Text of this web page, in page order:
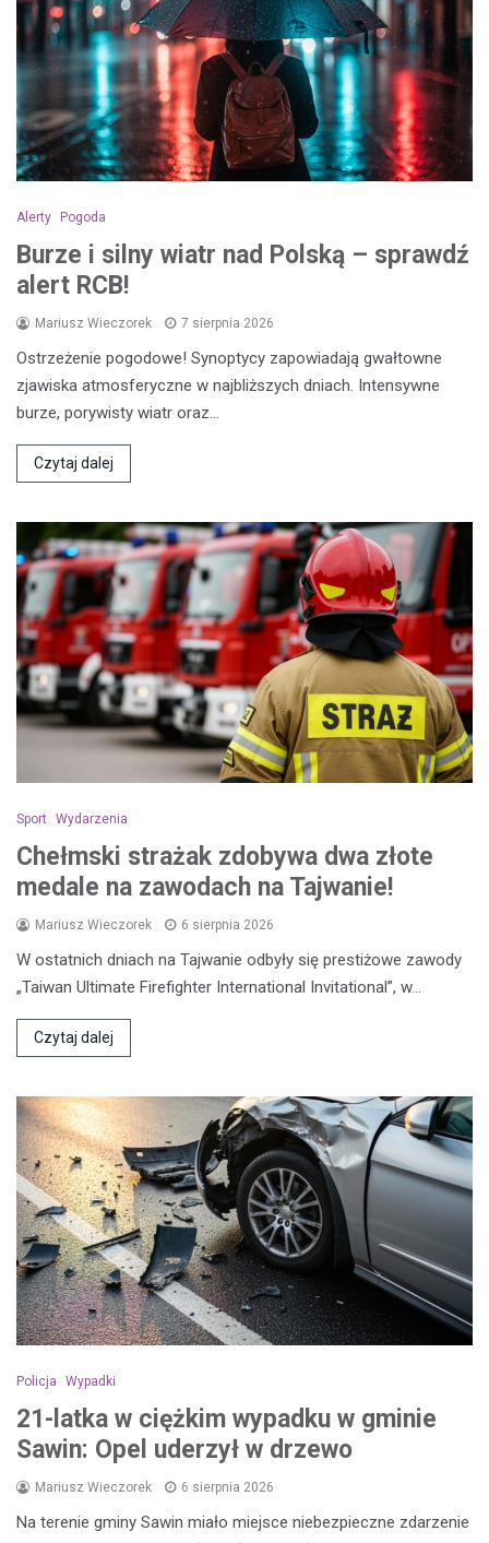
Alerty Pogoda
Burze i silny wiatr nad Polską – sprawdź
alert RCB!
Mariusz Wieczorek 7 sierpnia 2026
Ostrzeżenie pogodowe! Synoptycy zapowiadają gwałtowne
zjawiska atmosferyczne w najbliższych dniach. Intensywne
burze, porywisty wiatr oraz…
Czytaj dalej
Sport Wydarzenia
Chełmski strażak zdobywa dwa złote
medale na zawodach na Tajwanie!
Mariusz Wieczorek 6 sierpnia 2026
W ostatnich dniach na Tajwanie odbyły się prestiżowe zawody
„Taiwan Ultimate Firefighter International Invitational”, w…
Czytaj dalej
Policja Wypadki
21-latka w ciężkim wypadku w gminie
Sawin: Opel uderzył w drzewo
Mariusz Wieczorek 6 sierpnia 2026
Na terenie gminy Sawin miało miejsce niebezpieczne zdarzenie